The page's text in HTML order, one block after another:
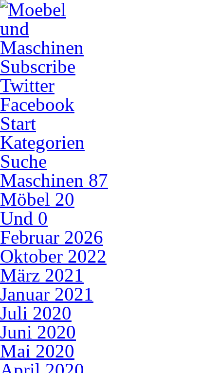
Subscribe
Twitter
Facebook
Start
Kategorien
Suche
Maschinen 87
Möbel 20
Und 0
Februar 2026
Oktober 2022
März 2021
Januar 2021
Juli 2020
Juni 2020
Mai 2020